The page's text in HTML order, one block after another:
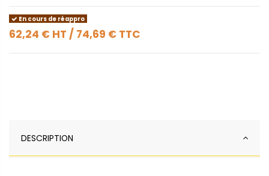
En cours de réappro
62,24 € HT / 74,69 € TTC
DESCRIPTION